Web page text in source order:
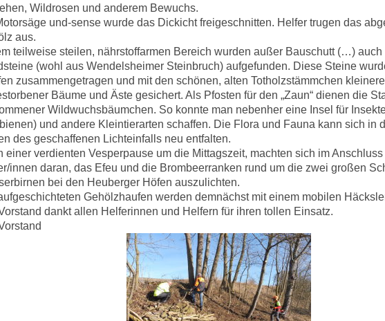
Wildrosen und anderem Bewuchs.
und-sense wurde das Dickicht freigeschnitten. Helfer trugen das
aus.
teilweise steilen, nährstoffarmen Bereich wurden außer Bauschutt (…)
(wohl aus Wendelsheimer Steinbruch) aufgefunden. Diese Steine
zusammengetragen und mit den schönen, alten Totholzstämmchen
Bäume und Äste gesichert. Als Pfosten für den „Zaun“ dienen die
Wildwuchsbäumchen. So konnte man nebenher eine Insel für
und andere Kleintierarten schaffen. Die Flora und Fauna kann sich in
des geschaffenen Lichteinfalls neu entfalten.
einer verdienten Vesperpause um die Mittagszeit, machten sich im
innen daran, das Efeu und die Brombeerranken rund um die zwei großen
bei den Heuberger Höfen auszulichten.
Gehölzhaufen werden demnächst mit einem mobilen
dankt allen Helferinnen und Helfern für ihren tollen Einsatz.